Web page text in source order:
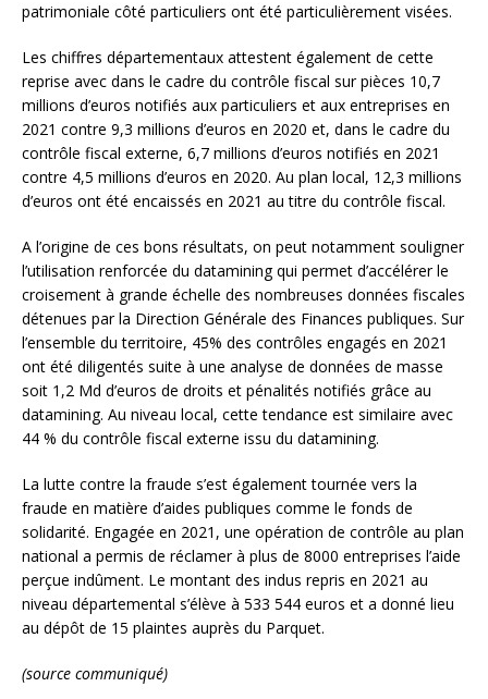
patrimoniale côté particuliers ont été particulièrement visées.
Les chiffres départementaux attestent également de cette
reprise avec dans le cadre du contrôle fiscal sur pièces 10,7
millions d’euros notifiés aux particuliers et aux entreprises en
2021 contre 9,3 millions d’euros en 2020 et, dans le cadre du
contrôle fiscal externe, 6,7 millions d’euros notifiés en 2021
contre 4,5 millions d’euros en 2020. Au plan local, 12,3 millions
d’euros ont été encaissés en 2021 au titre du contrôle fiscal.
A l’origine de ces bons résultats, on peut notamment souligner
l’utilisation renforcée du datamining qui permet d’accélérer le
croisement à grande échelle des nombreuses données fiscales
détenues par la Direction Générale des Finances publiques. Sur
l’ensemble du territoire, 45% des contrôles engagés en 2021
ont été diligentés suite à une analyse de données de masse
soit 1,2 Md d’euros de droits et pénalités notifiés grâce au
datamining. Au niveau local, cette tendance est similaire avec
44 % du contrôle fiscal externe issu du datamining.
La lutte contre la fraude s’est également tournée vers la
fraude en matière d’aides publiques comme le fonds de
solidarité. Engagée en 2021, une opération de contrôle au plan
national a permis de réclamer à plus de 8000 entreprises l’aide
perçue indûment. Le montant des indus repris en 2021 au
niveau départemental s’élève à 533 544 euros et a donné lieu
au dépôt de 15 plaintes auprès du Parquet.
(source communiqué)